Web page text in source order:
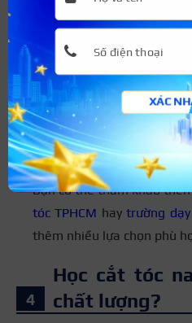
Liên hệ ngay
chi tiết khóa
Bạn có thể tham khảo
tóc TPHCM haytrường
thêm nhiều lựa chọn phù
Học cắt tóc
chất lượng?
XÁC